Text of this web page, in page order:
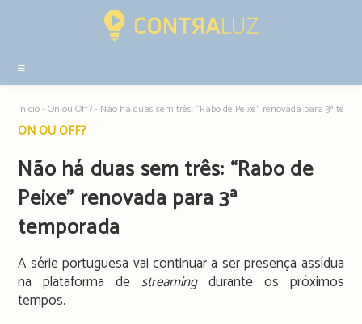
sidebar
Início-On ou Off?- Não há duas sem três: “Rabo de Peixe” renovada para 3ª
Post
ON OU OFF?
Não há duas sem três: “Rabo de
Peixe” renovada para 3ª
temporada
A série portuguesa vai continuar a ser presença assídua
na plataforma de streamingdurante os próximos
tempos.